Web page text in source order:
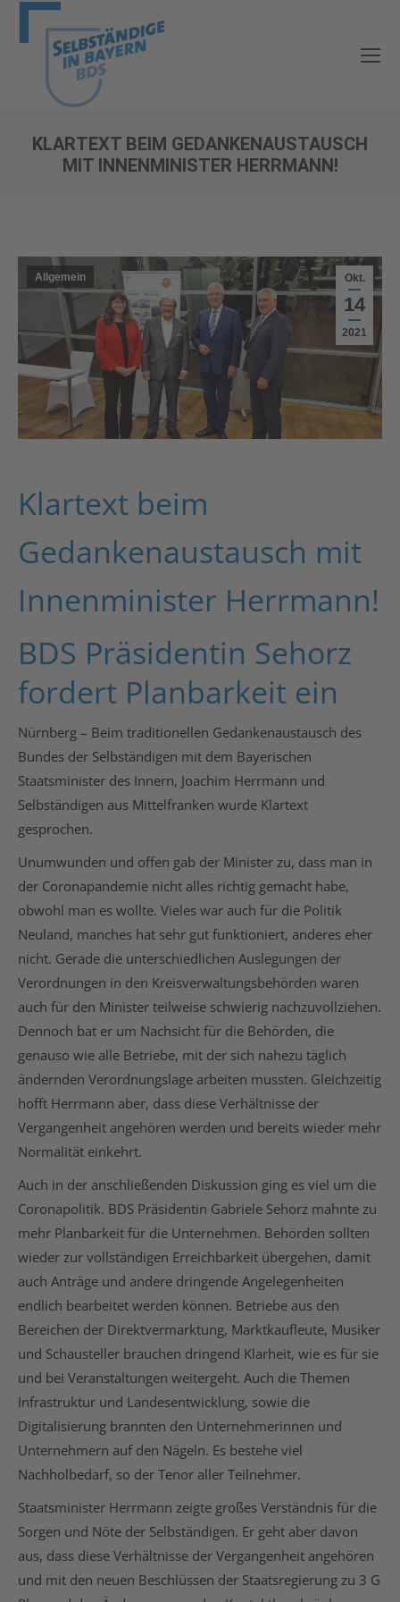
KLARTEXT BEIM GEDANKENAUSTAUSCH
MIT INNENMINISTER HERRMANN!
Okt.
14
2021
Allgemein
Klartext beim
Gedankenaustausch mit
Innenminister Herrmann!
BDS Präsidentin Sehorz
fordert Planbarkeit ein
Nürnberg – Beim traditionellen Gedankenaustausch des
Bundes der Selbständigen mit dem Bayerischen
Staatsminister des Innern, Joachim Herrmann und
Selbständigen aus Mittelfranken wurde Klartext
gesprochen.
Unumwunden und offen gab der Minister zu, dass man in
der Coronapandemie nicht alles richtig gemacht habe,
obwohl man es wollte. Vieles war auch für die Politik
Neuland, manches hat sehr gut funktioniert, anderes eher
nicht. Gerade die unterschiedlichen Auslegungen der
Verordnungen in den Kreisverwaltungsbehörden waren
auch für den Minister teilweise schwierig nachzuvollziehen.
Dennoch bat er um Nachsicht für die Behörden, die
genauso wie alle Betriebe, mit der sich nahezu täglich
ändernden Verordnungslage arbeiten mussten. Gleichzeitig
hofft Herrmann aber, dass diese Verhältnisse der
Vergangenheit angehören werden und bereits wieder mehr
Normalität einkehrt.
Auch in der anschließenden Diskussion ging es viel um die
Coronapolitik. BDS Präsidentin Gabriele Sehorz mahnte zu
mehr Planbarkeit für die Unternehmen. Behörden sollten
wieder zur vollständigen Erreichbarkeit übergehen, damit
auch Anträge und andere dringende Angelegenheiten
endlich bearbeitet werden können. Betriebe aus den
Bereichen der Direktvermarktung, Marktkaufleute, Musiker
und Schausteller brauchen dringend Klarheit, wie es für sie
und bei Veranstaltungen weitergeht. Auch die Themen
Infrastruktur und Landesentwicklung, sowie die
Digitalisierung brannten den Unternehmerinnen und
Unternehmern auf den Nägeln. Es bestehe viel
Nachholbedarf, so der Tenor aller Teilnehmer.
Staatsminister Herrmann zeigte großes Verständnis für die
Sorgen und Nöte der Selbständigen. Er geht aber davon
aus, dass diese Verhältnisse der Vergangenheit angehören
und mit den neuen Beschlüssen der Staatsregierung zu 3 G